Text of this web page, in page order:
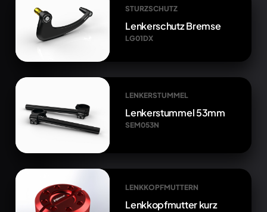
STURZSCHUTZ
Lenkerschutz Bremse
LG01DX
LENKERSTUMMEL
Lenkerstummel 53mm
SEM053N
LENKKOPFMUTTERN
Lenkkopfmutter kurz